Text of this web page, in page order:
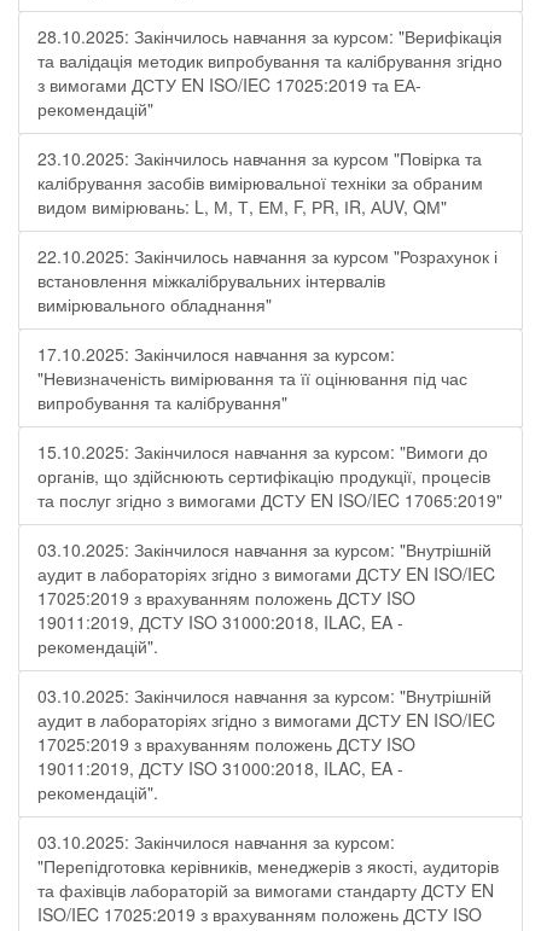
28.10.2025: Закінчилось навчання за курсом: "Верифікація
та валідація методик випробування та калібрування згідно
з вимогами ДСТУ EN ISO/IEC 17025:2019 та ЕА-
рекомендацій"
23.10.2025: Закінчилось навчання за курсом "Повірка та
калібрування засобів вимірювальної техніки за обраним
видом вимірювань: L, М, Т, ЕМ, F, РR, ІR, АUV, QМ"
22.10.2025: Закінчилось навчання за курсом "Розрахунок і
встановлення міжкалібрувальних інтервалів
вимірювального обладнання"
17.10.2025: Закінчилося навчання за курсом:
"Невизначеність вимірювання та її оцінювання під час
випробування та калібрування"
15.10.2025: Закінчилося навчання за курсом: "Вимоги до
органів, що здійснюють сертифікацію продукції, процесів
та послуг згідно з вимогами ДСТУ EN ISO/IEC 17065:2019"
03.10.2025: Закінчилося навчання за курсом: "Внутрішній
аудит в лабораторіях згідно з вимогами ДСТУ EN ISO/IEC
17025:2019 з врахуванням положень ДСТУ ISO
19011:2019, ДСТУ ISO 31000:2018, ILAC, EA -
рекомендацій".
03.10.2025: Закінчилося навчання за курсом: "Внутрішній
аудит в лабораторіях згідно з вимогами ДСТУ EN ISO/IEC
17025:2019 з врахуванням положень ДСТУ ISO
19011:2019, ДСТУ ISO 31000:2018, ILAC, EA -
рекомендацій".
03.10.2025: Закінчилося навчання за курсом:
"Перепідготовка керівників, менеджерів з якості, аудиторів
та фахівців лабораторій за вимогами стандарту ДСТУ EN
ISO/IEC 17025:2019 з врахуванням положень ДСТУ ISO